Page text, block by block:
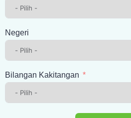
Negeri
Bilangan Kakitangan